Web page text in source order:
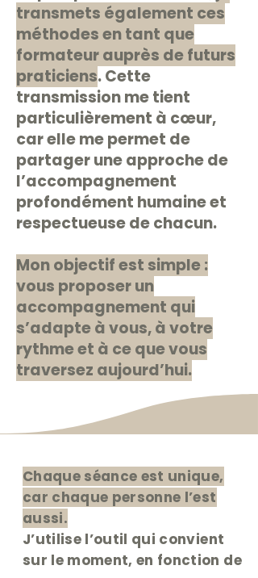
transmets également ces
méthodes en tant que
formateur auprès de futurs
praticiens. Cette
transmission me tient
particulièrement à cœur,
car elle me permet de
partager une approche de
l’accompagnement
profondément humaine et
respectueuse de chacun.
Mon objectif est simple :
vous proposer un
accompagnement qui
s’adapte à vous, à votre
rythme et à ce que vous
traversez aujourd’hui.
Chaque séance est unique,
car chaque personne l’est
aussi.
J’utilise l’outil qui convient
sur le moment, en fonction de